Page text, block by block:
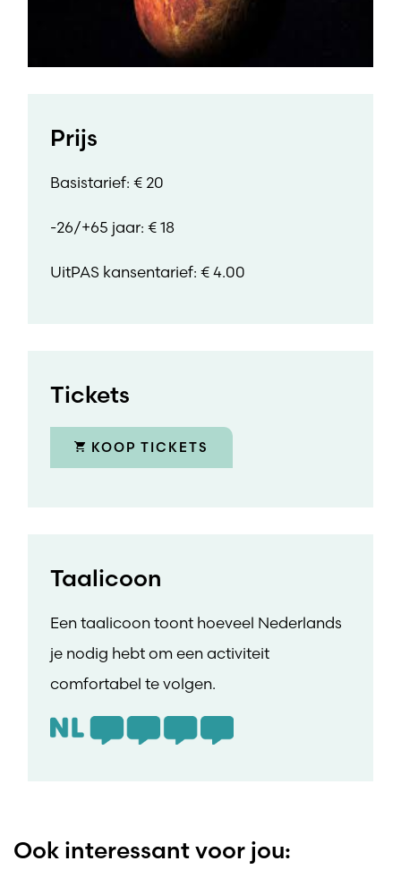
Prijs
Basistarief: € 20
-26/+65 jaar: € 18
UitPAS kansentarief: € 4.00
Tickets
KOOP TICKETS
Taalicoon
Een taalicoon toont hoeveel Nederlands
je nodig hebt om een activiteit
comfortabel te volgen.
Ook interessant voor jou: